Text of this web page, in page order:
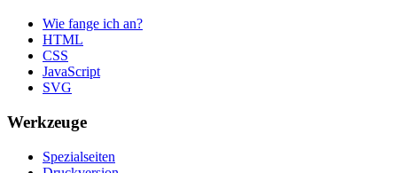
Wie fange ich an?
HTML
CSS
JavaScript
SVG
Werkzeuge
Spezialseiten